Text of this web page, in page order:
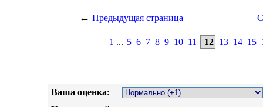
← Предыдущая страница
1 ... 5 6 7 8 9 10 11 12 13 14 15
Ваша оценка: